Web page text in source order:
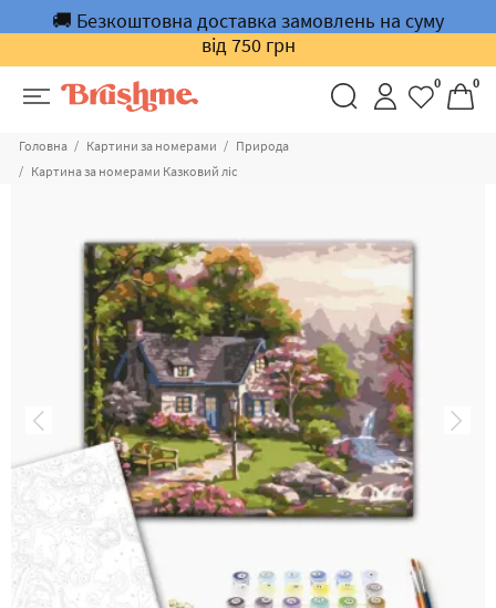
🚚 Безкоштовна доставка замовлень на суму
від 750 грн
0 0
Головна Картини за номерами
Природа
Картина за номерами Казковий ліс